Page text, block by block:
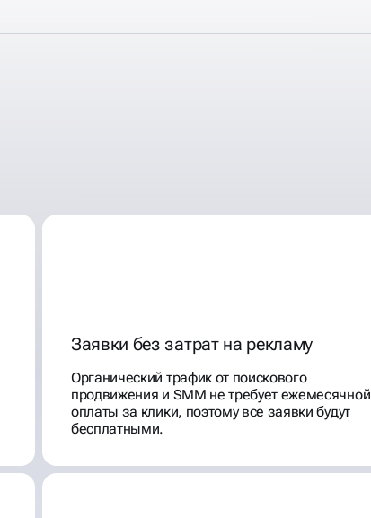
Заявки без затрат на рекламу
Органический трафик от поискового
продвижения и SMM не требует ежемесячной
оплаты за клики, поэтому все заявки будут
бесплатными.